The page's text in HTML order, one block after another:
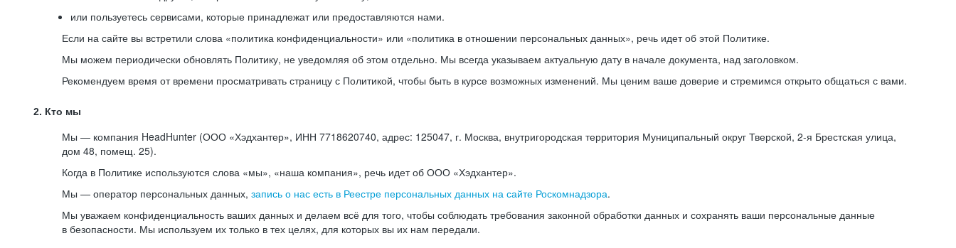
или пользуетесь сервисами, которые принадлежат или предоставляются нами.
Если на сайте вы встретили слова «политика конфиденциальности» или «политика в отношении персональных данных», речь идет об этой Политике.
Мы можем периодически обновлять Политику, не уведомляя об этом отдельно. Мы всегда указываем актуальную дату в начале документа, над заголовком.
Рекомендуем время от времени просматривать страницу с Политикой, чтобы быть в курсе возможных изменений. Мы ценим ваше доверие и стремимся открыто общаться с вами.
2. Кто мы
Мы — компания HeadHunter (ООО «Хэдхантер», ИНН 7718620740, адрес: 125047, г. Москва, внутригородская территория Муниципальный округ Тверской, 2-я Брестская улица,
дом 48, помещ. 25).
Когда в Политике используются слова «мы», «наша компания», речь идет об ООО «Хэдхантер».
Мы — оператор персональных данных, запись о нас есть в Реестре персональных данных на сайте Роскомнадзора.
Мы уважаем конфиденциальность ваших данных и делаем всё для того, чтобы соблюдать требования законной обработки данных и сохранять ваши персональные данные
в безопасности. Мы используем их только в тех целях, для которых вы их нам передали.